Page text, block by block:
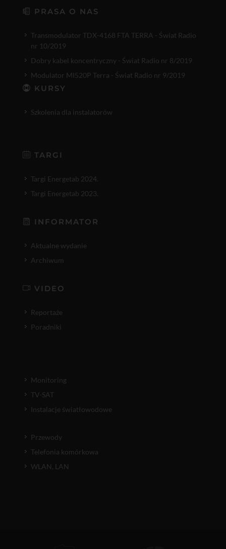
PRASA O NAS
Transmodulator TDX-4168 FTA TERRA - Świat Radio
nr 10/2019
Dobry kabel koncentryczny - Świat Radio nr 8/2019
Modulator MI520P Terra - Świat Radio nr 9/2019
KURSY
Szkolenia dla instalatorów
TARGI
Targi Energetab 2024.
Targi Energetab 2023.
INFORMATOR
Aktualne wydanie
Archiwum
VIDEO
Reportaże
Poradniki
Monitoring
TV-SAT
Instalacje światłowodowe
Przewody
Telefonia komórkowa
WLAN, LAN